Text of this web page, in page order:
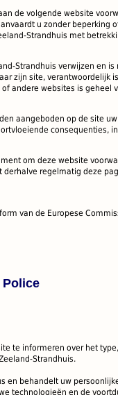
de volgende website
u zonder beperking
-Strandhuis met
-Strandhuis verwijzen en is
zijn site, verantwoordelijk
of andere websites is geheel
aangeboden op de site
consequenties,
om deze website
derhalve regelmatig deze
van de Europese
Police
te informeren over het
Strandhuis.
en behandelt uw
technologieën en de